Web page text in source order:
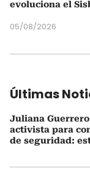
evoluciona el
05/08/2026
Últimas
Juliana
activista para
de seguridad: